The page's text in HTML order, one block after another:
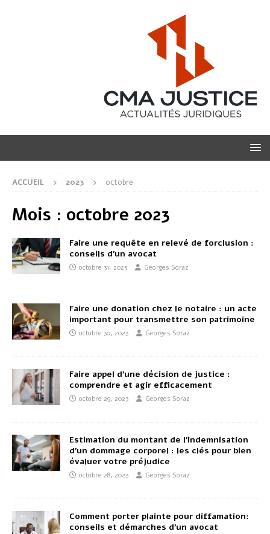
ACCUEIL 2023 octobre
Mois : octobre 2023
Faire une requête en relevé de forclusion :
conseils d’un avocat
octobre 31, 2023 Georges Soraz
Faire une donation chez le notaire : un acte
important pour transmettre son patrimoine
octobre 30, 2023 Georges Soraz
Faire appel d’une décision de justice :
comprendre et agir efficacement
octobre 29, 2023 Georges Soraz
Estimation du montant de l’indemnisation
d’un dommage corporel : les clés pour bien
évaluer votre préjudice
octobre 28, 2023 Georges Soraz
Comment porter plainte pour diffamation:
conseils et démarches d’un avocat